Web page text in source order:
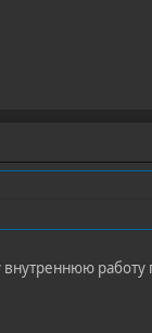
работу